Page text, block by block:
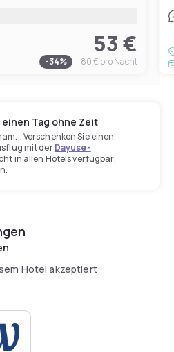
53 €
-34% 80 €pro Nacht
Tag ohne Zeit
Verschenken Sie einen
mit derDayuse-
in allen Hotels verfügbar.
Hotel akzeptiert